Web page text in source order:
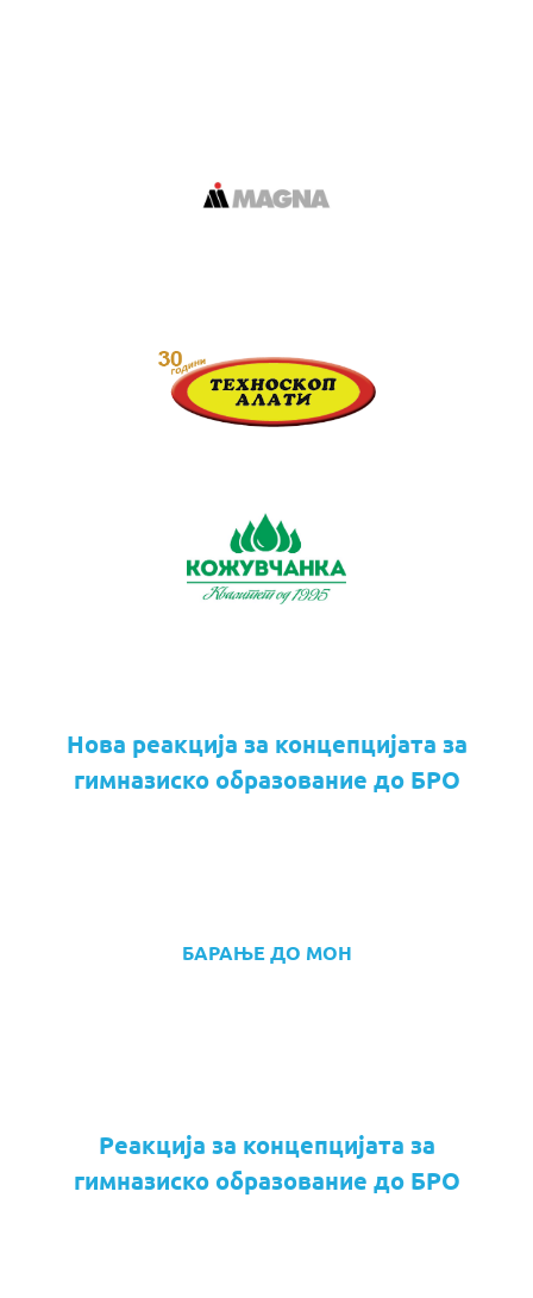
Нова реакција за концепцијата за
гимназиско образование до БРО
БАРАЊЕ ДО МОН
Реакција за концепцијата за
гимназиско образование до БРО